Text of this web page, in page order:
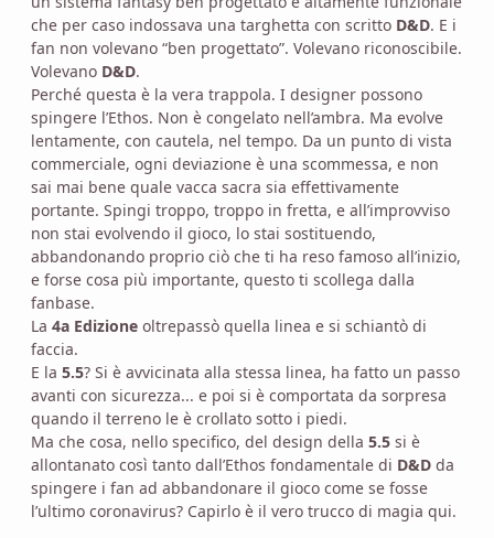
che per caso indossava una targhetta con scritto D&D. E i
fan non volevano “ben progettato”. Volevano riconoscibile.
Volevano D&D.
Perché questa è la vera trappola. I designer possono
spingere l’Ethos. Non è congelato nell’ambra. Ma evolve
lentamente, con cautela, nel tempo. Da un punto di vista
commerciale, ogni deviazione è una scommessa, e non
sai mai bene quale vacca sacra sia effettivamente
portante. Spingi troppo, troppo in fretta, e all’improvviso
non stai evolvendo il gioco, lo stai sostituendo,
abbandonando proprio ciò che ti ha reso famoso all’inizio,
e forse cosa più importante, questo ti scollega dalla
fanbase.
La 4a Edizione oltrepassò quella linea e si schiantò di
faccia.
E la 5.5? Si è avvicinata alla stessa linea, ha fatto un passo
avanti con sicurezza... e poi si è comportata da sorpresa
quando il terreno le è crollato sotto i piedi.
Ma che cosa, nello specifico, del design della 5.5 si è
allontanato così tanto dall’Ethos fondamentale di D&D da
spingere i fan ad abbandonare il gioco come se fosse
l’ultimo coronavirus? Capirlo è il vero trucco di magia qui.